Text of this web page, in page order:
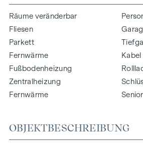
Räume veränderbar
Fliesen
Parkett
Fernwärme
Fußbodenheizung
Zentralheizung
Fernwärme
OBJEKTBESCHREIBUNG